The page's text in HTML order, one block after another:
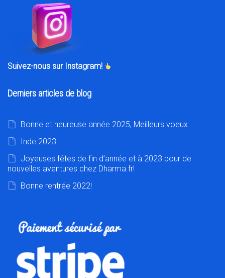
Suivez-nous sur Instagram!
Derniers articles de blog
Bonne et heureuse année 2025, Meilleurs voeux
Inde 2023
Joyeuses fêtes de fin d’année et à 2023 pour de
nouvelles aventures chez Dharma.fr!
Bonne rentrée 2022!